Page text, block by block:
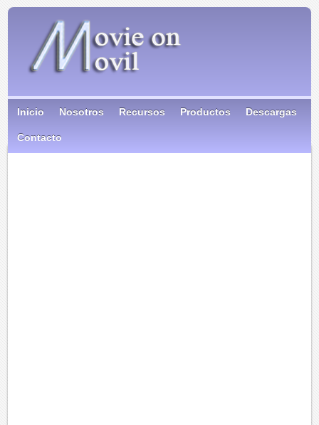
Inicio Nosotros Recursos Productos Descargas
Contacto